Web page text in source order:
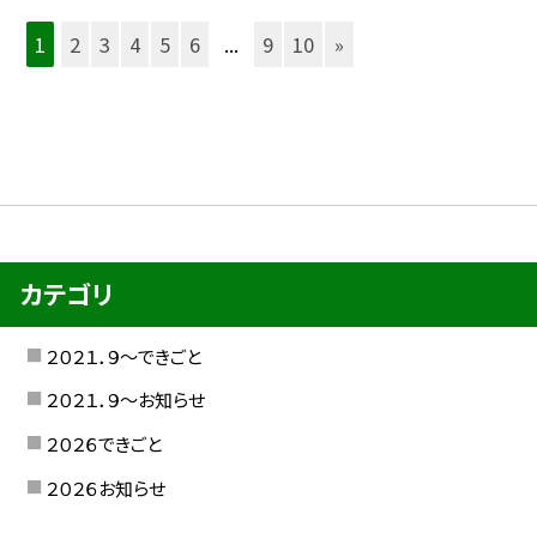
1 2 3 4 5 6 ... 9 10 »
カテゴリ
２０２１．９〜できごと
２０２１．９〜お知らせ
２０２６できごと
２０２６お知らせ